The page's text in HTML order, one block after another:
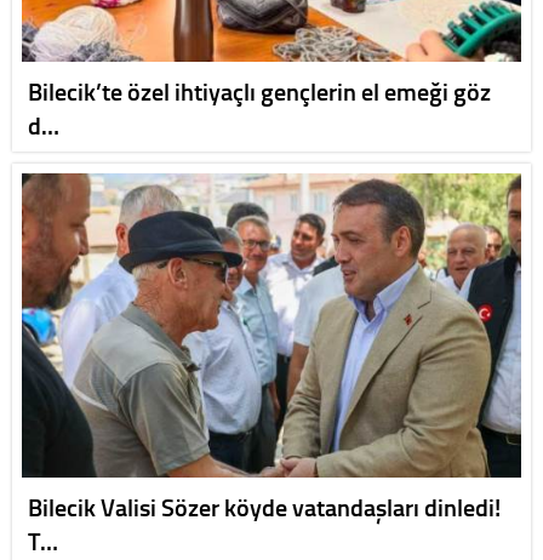
Bilecik’te özel ihtiyaçlı gençlerin el emeği göz
d…
Bilecik Valisi Sözer köyde vatandaşları dinledi!
T…